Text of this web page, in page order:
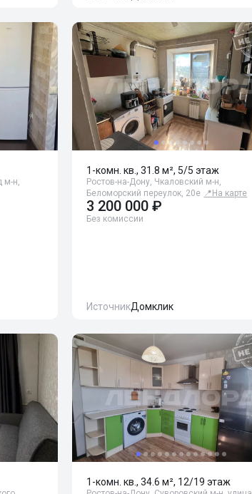
м-н,
1-комн. кв., 31.8 м², 5/5 этаж
Ростов-на-Дону, Чкаловский м-н,
Беломорский переулок, 20е 📍 На карте
3 200 000 ₽
Без комиссии
ИсточникДомклик
1-комн. кв., 34.6 м², 12/19 этаж